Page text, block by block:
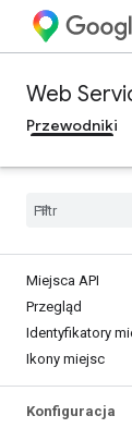
Web
Przewodniki
Miejsca API
Przegląd
Identyfikatory
Ikony miejsc
Konfiguracja